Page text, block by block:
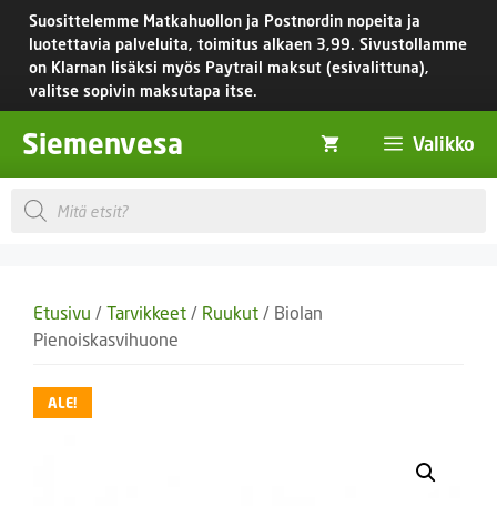
Siirry
sisältöön
Suosittelemme Matkahuollon ja Postnordin nopeita ja
luotettavia palveluita, toimitus alkaen 3,99. Sivustollamme
on Klarnan lisäksi myös Paytrail maksut (esivalittuna),
valitse sopivin maksutapa itse.
Siemenvesa Valikko
Products
search
Etusivu / Tarvikkeet / Ruukut / Biolan
Pienoiskasvihuone
ALE!